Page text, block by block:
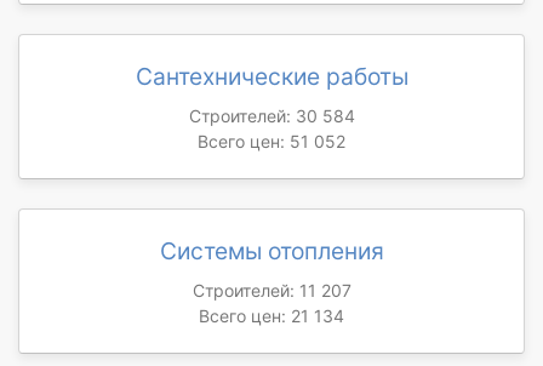
Сантехнические работы
Строителей: 30 584
Всего цен: 51 052
Системы отопления
Строителей: 11 207
Всего цен: 21 134